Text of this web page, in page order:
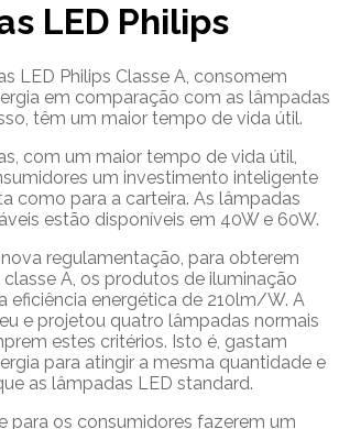
LED Philips
LED Philips Classe A, consomem
em comparação com as lâmpadas
têm um maior tempo de vida útil.
com um maior tempo de vida útil,
um investimento inteligente
como para a carteira. As lâmpadas
estão disponíveis em 40W e 60W.
regulamentação, para obterem
A, os produtos de iluminação
eficiência energética de 210lm/W. A
e projetou quatro lâmpadas normais
estes critérios. Isto é, gastam
para atingir a mesma quantidade e
as lâmpadas LED standard.
para os consumidores fazerem um